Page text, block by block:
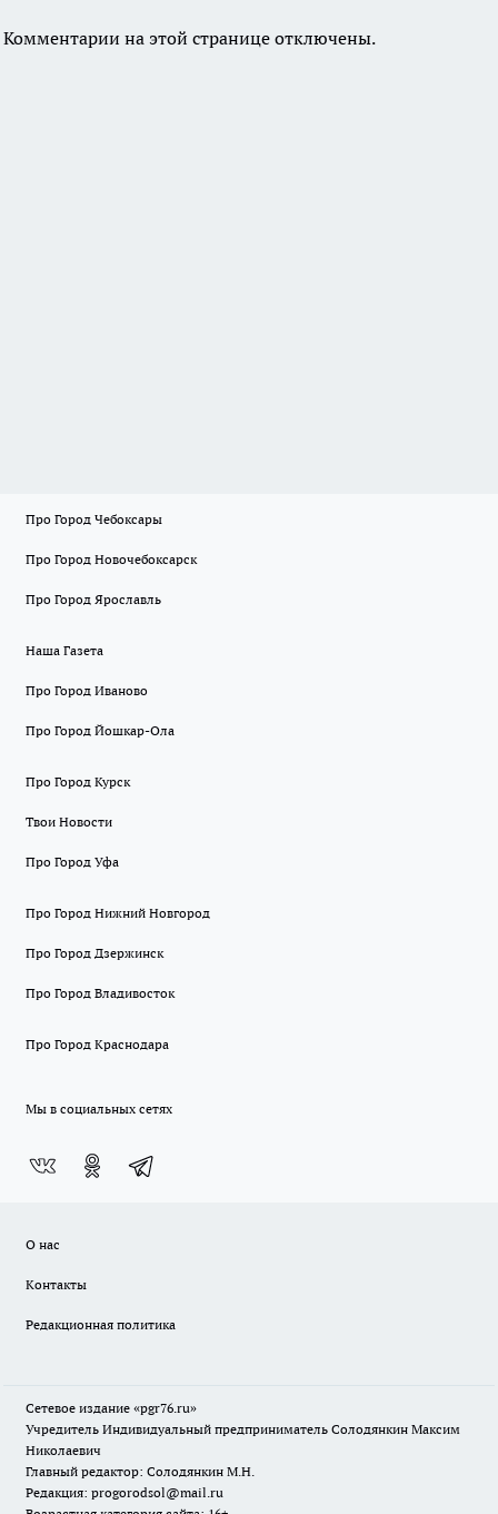
Комментарии на этой странице отключены.
Про Город Чебоксары
Про Город Новочебоксарск
Про Город Ярославль
Наша Газета
Про Город Иваново
Про Город Йошкар-Ола
Про Город Курск
Твои Новости
Про Город Уфа
Про Город Нижний Новгород
Про Город Дзержинск
Про Город Владивосток
Про Город Краснодара
Мы в социальных сетях
О нас
Контакты
Редакционная политика
Сетевое издание «pgr76.ru»
Учредитель Индивидуальный предприниматель Солодянкин Максим
Николаевич
Главный редактор: Солодянкин М.Н.
Редакция: progorodsol@mail.ru